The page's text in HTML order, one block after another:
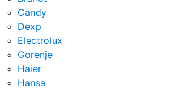
Candy
Dexp
Electrolux
Gorenje
Haier
Hansa